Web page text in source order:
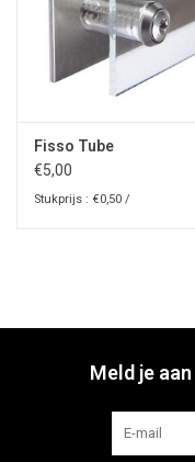
Fisso Tube
€5,00
Stukprijs : €0,50 /
Meld je